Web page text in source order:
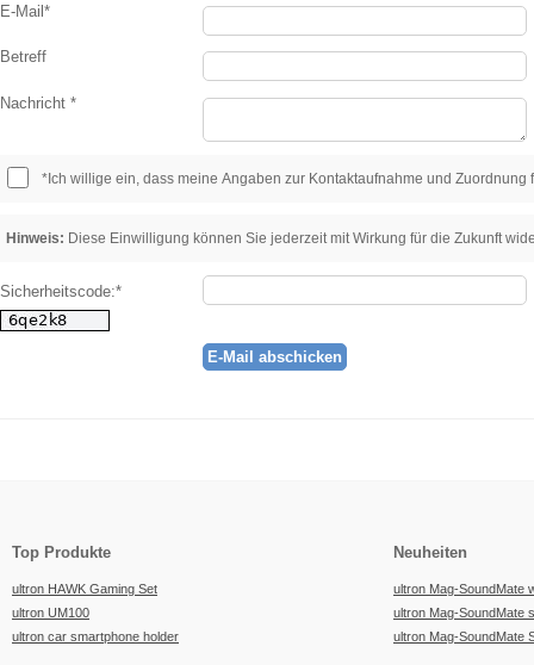
E-Mail*
Betreff
Nachricht *
*Ich willige ein, dass meine Angaben zur Kontaktaufnahme und
Hinweis: Diese Einwilligung können Sie jederzeit mit Wirkung für die Zukunft
Sicherheitscode:*
Top Produkte
ultron HAWK Gaming Set
ultron UM100
ultron car smartphone holder
Neuheiten
ultron Mag-SoundMate
ultron Mag-SoundMate
ultron Mag-SoundMate